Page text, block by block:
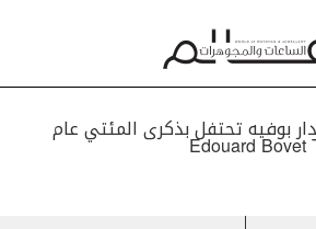
دار بوفيه تحتفل بذكرى المئتي عام